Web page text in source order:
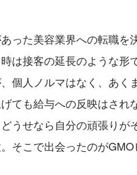
った美容業界への転職を
は接客の延長のような
個人ノルマはなく、あく
ても給与への反映はされ
うせなら自分の頑張りが
そこで出会ったのがGMO